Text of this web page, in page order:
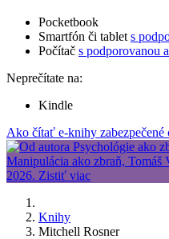
Pocketbook
Smartfón či tablet s
Počítač s podporovanou
Neprečítate na:
Kindle
Ako čítať e-knihy
Knihy
Mitchell Rosner